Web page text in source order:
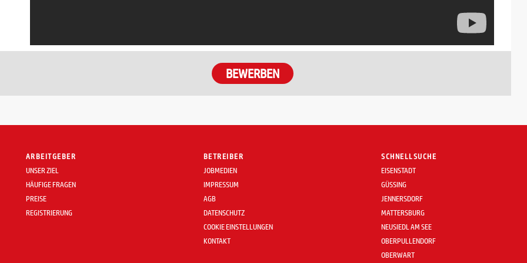
BEWERBEN
ARBEITGEBER
UNSER ZIEL
HÄUFIGE FRAGEN
PREISE
REGISTRIERUNG
BETREIBER
JOBMEDIEN
IMPRESSUM
AGB
DATENSCHUTZ
COOKIE EINSTELLUNGEN
KONTAKT
SCHNELLSUCHE
EISENSTADT
GÜSSING
JENNERSDORF
MATTERSBURG
NEUSIEDL AM SEE
OBERPULLENDORF
OBERWART